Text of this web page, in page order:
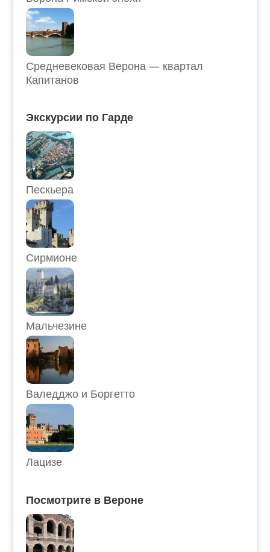
Средневековая Верона — квартал
Капитанов
Экскурсии по Гарде
Пескьера
Сирмионе
Мальчезине
Валедджо и Боргетто
Лацизе
Посмотрите в Вероне